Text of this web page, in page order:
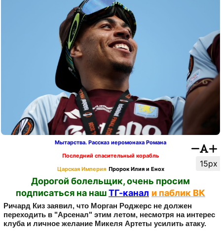
15px
Мытарства. Рассказ иеромонаха Романа
Последний спасительный корабль
Царская Империя Пророк Илия и Енох
Дорогой болельщик, очень просим
подписаться на нашТГ-канал и паблик ВК
Ричард Киз заявил, что Морган Роджерс не должен
переходить в "Арсенал" этим летом, несмотря на интерес
клуба и личное желание Микеля Артеты усилить атаку.